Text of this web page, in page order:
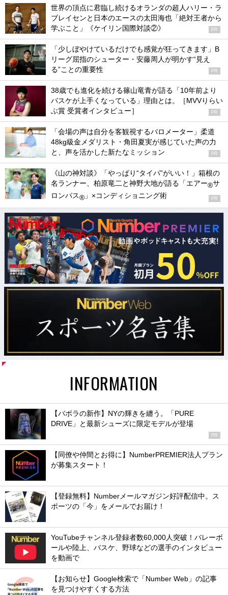
世界の頂点に君臨し続けるオランダの超人ハリー・ラ
ブレイセンと日本のエースの太田海也「絶対王者から
学ぶこと」《ケイリン国際対談②》
PR
「少しぼやけているだけでも感覚が狂ってきます」B
リーグ屈指のシューター・安藤周人が明かす“見え
る”ことの重要性
PR
38歳でも進化を続ける篠山竜青が語る「10年前より
バスケが上手くなっている」理由とは。［MVVりらい
ぶ賞 受賞者インタビュー］
PR
「会場の声は自分を客観視するバロメーター」柔道
48kg級金メダリスト・角田夏実が感じていた声の力
と、声を活かした新たなミッション
PR
《山の神対談》「やっぱり“タイパ”がいい！」箱根の
名ランナー、柏原竜二と神野大地が語る「エアー®サ
ロンパス® 」×コンディショニング術 PR
INFORMATION
【バボラの新作】NYの輝きを纏う。「PURE
DRIVE」と最新シューズに限定モデルが登場
PR
【同僚や仲間とお得に】NumberPREMIER法人プラン
が募集スタート！
【登録無料】Numberメールマガジン好評配信中。ス
ポーツの「今」をメールでお届け！
YouTubeチャンネル登録者数60,000人突破！バレーボ
ールや陸上、バスケ、野球などの選手のインタビュー
を動画で
【お知らせ】Google検索で「Number Web」の記事
を見つけやすくする方法